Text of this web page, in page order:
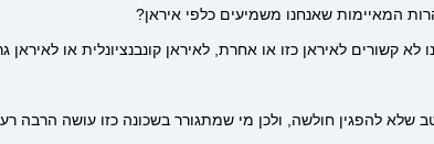
המאיימות שאנחנו משמיעים כלפי איראן?
לא קשורים לאיראן כזו או אחרת, לאיראן קונבנציונלית או לאיראן
שלא להפגין חולשה, ולכן מי שמתגורר בשכונה כזו עושה הרבה